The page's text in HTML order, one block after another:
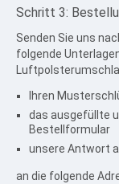
Schritt 3:
Senden Sie uns
folgende
Ihren
das ausgefüllte
Bestellformular
unsere Antwort
an die folgende